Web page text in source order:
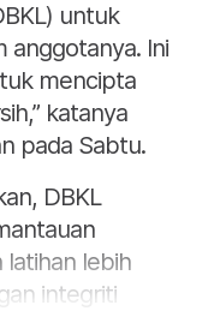
untuk
anggotanya. Ini
mencipta
katanya
pada Sabtu.
DBKL
latihan lebih
integriti